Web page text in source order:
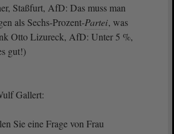
Staßfurt, AfD: Das muss man
als Sechs-Prozent-Partei, was
Otto Lizureck, AfD: Unter 5 %,
gut!)
Gallert:
Sie eine Frage von Frau